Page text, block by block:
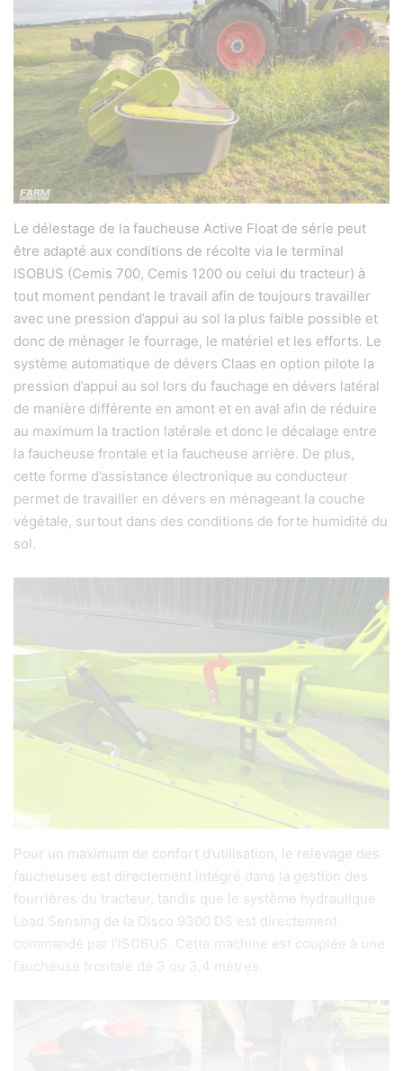
Le délestage de la faucheuse Active Float de série peut
être adapté aux conditions de récolte via le terminal
ISOBUS (Cemis 700, Cemis 1200 ou celui du tracteur) à
tout moment pendant le travail afin de toujours travailler
avec une pression d’appui au sol la plus faible possible et
donc de ménager le fourrage, le matériel et les efforts. Le
système automatique de dévers Claas en option pilote la
pression d’appui au sol lors du fauchage en dévers latéral
de manière différente en amont et en aval afin de réduire
au maximum la traction latérale et donc le décalage entre
la faucheuse frontale et la faucheuse arrière. De plus,
cette forme d’assistance électronique au conducteur
permet de travailler en dévers en ménageant la couche
végétale, surtout dans des conditions de forte humidité du
sol.
Pour un maximum de confort d’utilisation, le relevage des
faucheuses est directement intégré dans la gestion des
fourrières du tracteur, tandis que le système hydraulique
Load Sensing de la Disco 9300 DS est directement
commandé par l’ISOBUS. Cette machine est couplée à une
faucheuse frontale de 3 ou 3,4 mètres.